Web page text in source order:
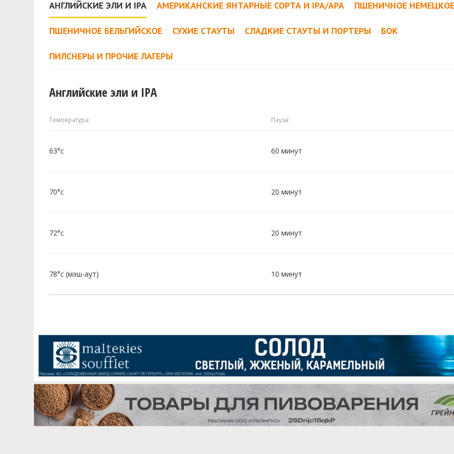
АНГЛИЙСКИЕ ЭЛИ И IPA АМЕРИКАНСКИЕ ЯНТАРНЫЕ СОРТА И IPA/APA ПШЕНИЧНОЕ
ПШЕНИЧНОЕ БЕЛЬГИЙСКОЕ СУХИЕ СТАУТЫ СЛАДКИЕ СТАУТЫ И ПОРТЕРЫ БОК
ПИЛСНЕРЫ И ПРОЧИЕ ЛАГЕРЫ
Английские эли и IPA
Температура: Пауза:
63°c 60 минут
70°c 20 минут
72°c 20 минут
78°c (мэш-аут) 10 минут